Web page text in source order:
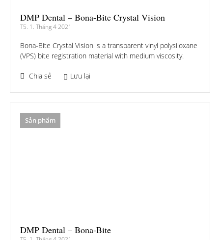
DMP Dental – Bona-Bite Crystal Vision
T5. 1. Tháng 4 2021
Bona-Bite Crystal Vision is a transparent vinyl polysiloxane
(VPS) bite registration material with medium viscosity.
Chia sẻ Lưu lại
Sản phẩm
DMP Dental – Bona-Bite